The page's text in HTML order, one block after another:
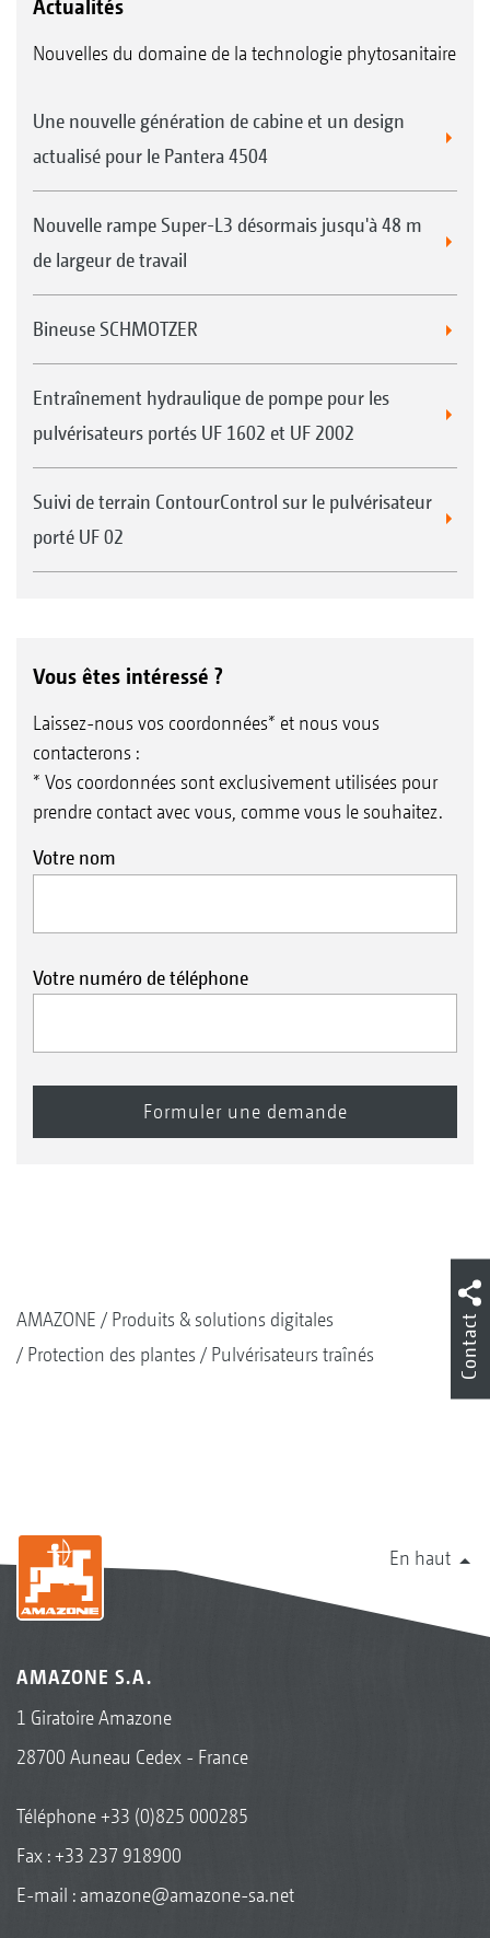
Actualités
Nouvelles du domaine de la technologie phytosanitaire
Une nouvelle génération de cabine et un design
actualisé pour le Pantera 4504
Nouvelle rampe Super-L3 désormais jusqu'à 48 m
de largeur de travail
Bineuse SCHMOTZER
Entraînement hydraulique de pompe pour les
pulvérisateurs portés UF 1602 et UF 2002
Suivi de terrain ContourControl sur le pulvérisateur
porté UF 02
Vous êtes intéressé ?
Laissez-nous vos coordonnées* et nous vous
contacterons :
* Vos coordonnées sont exclusivement utilisées pour
prendre contact avec vous, comme vous le souhaitez.
Votre nom
Votre numéro de téléphone
AMAZONE
Produits & solutions digitales
Protection des plantes
Pulvérisateurs traînés
En haut
AMAZONE S.A.
1 Giratoire Amazone
28700 Auneau Cedex - France
Téléphone+33 (0)825 000285
Fax : +33 237 918900
E-mail : amazone@amazone-sa.net
Contact